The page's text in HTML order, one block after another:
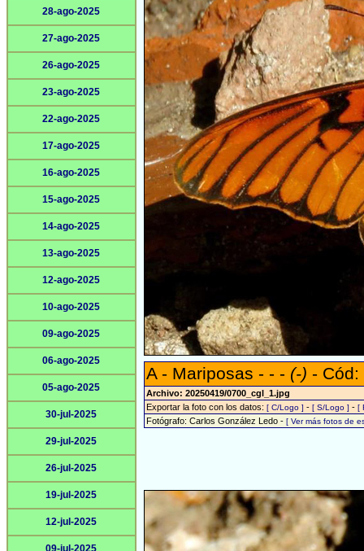
28-ago-2025
27-ago-2025
26-ago-2025
23-ago-2025
22-ago-2025
17-ago-2025
16-ago-2025
15-ago-2025
14-ago-2025
13-ago-2025
12-ago-2025
10-ago-2025
09-ago-2025
06-ago-2025
05-ago-2025
30-jul-2025
29-jul-2025
26-jul-2025
19-jul-2025
12-jul-2025
09-jul-2025
A - Mariposas - - - (-) - Cód:
Archivo: 20250419/0700_cgl_1.jpg
Exportar la foto con los datos: [ C/Logo ] - [ S/Logo ] - [
Fotógrafo: Carlos González Ledo - [ Ver más fotos de